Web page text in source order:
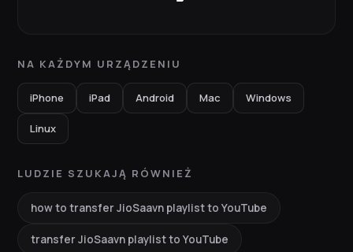
NA KAŻDYM URZĄDZENIU
iPhone iPad Android Mac Windows
Linux
LUDZIE SZUKAJĄ RÓWNIEŻ
how to transfer JioSaavn playlist to YouTube
transfer JioSaavn playlist to YouTube